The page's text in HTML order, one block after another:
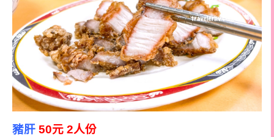
豬肝 50元 2人份